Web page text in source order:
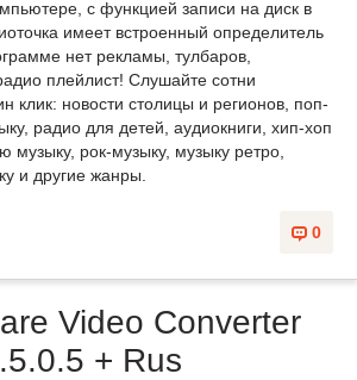
с функцией записи на диск в
имеет встроенный определитель
нет рекламы, тулбаров,
плейлист! Cлушайте сотни
клик: новости столицы и регионов, поп-
радио для детей, аудиокниги, хип-хоп
музыку, рок-музыку, музыку ретро,
и другие жанры.
0
Video Converter
+ Rus